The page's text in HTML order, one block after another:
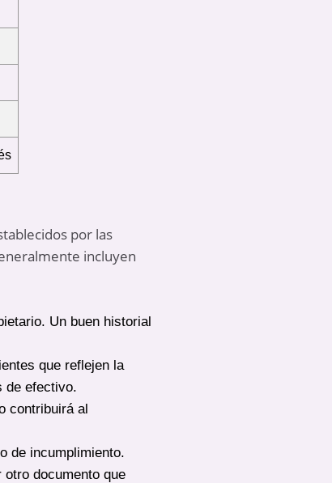
por las
incluyen
Un buen historial
que reflejen la
de efectivo.
contribuirá al
de incumplimiento.
documento que